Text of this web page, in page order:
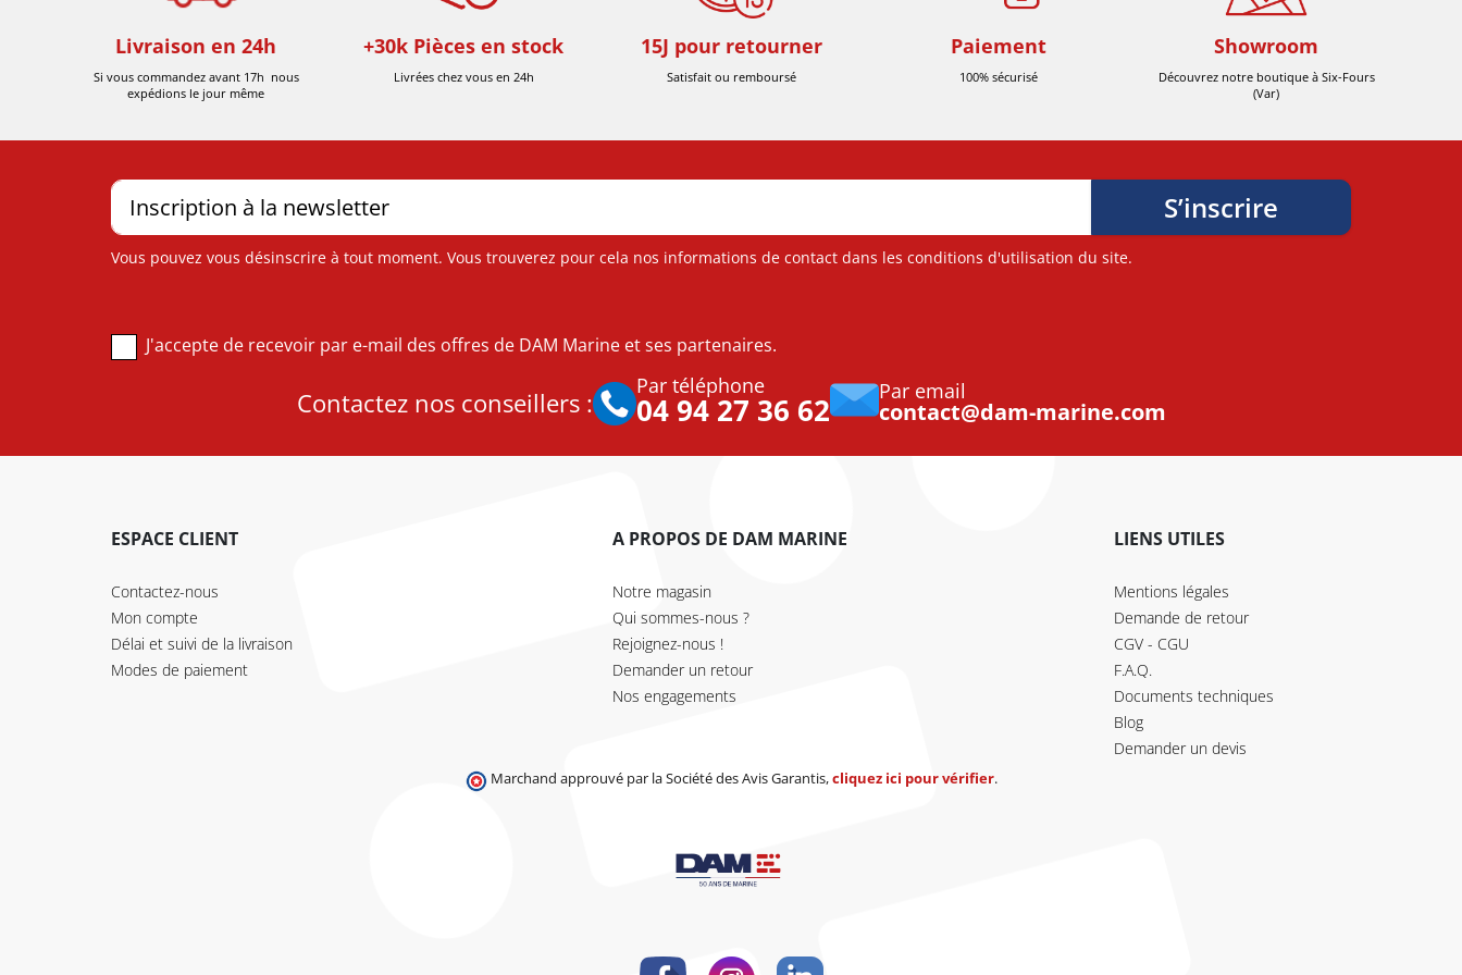
Livraison en 24h
Si vous commandez avant 17h nous
expédions le jour même
+30k Pièces en stock
Livrées chez vous en 24h
15J pour retourner
Satisfait ou remboursé
Paiement
100% sécurisé
Showroom
Découvrez notre boutique à Six-Fours
(Var)
Vous pouvez vous désinscrire à tout moment. Vous trouverez pour cela nos informations de contact dans les conditions d'utilisation du site.
J'accepte de recevoir par e-mail des offres de DAM Marine et ses partenaires.
Contactez nos conseillers :
Par téléphone
04 94 27 36 62 Par email
contact@dam-marine.com
ESPACE CLIENT
Contactez-nous
Mon compte
Délai et suivi de la livraison
Modes de paiement
A PROPOS DE DAM MARINE
Notre magasin
Qui sommes-nous ?
Rejoignez-nous !
Demander un retour
Nos engagements
LIENS UTILES
Mentions légales
Demande de retour
CGV - CGU
F.A.Q.
Documents techniques
Blog
Demander un devis
Marchand approuvé par la Société des Avis Garantis,cliquez ici pour vérifier.